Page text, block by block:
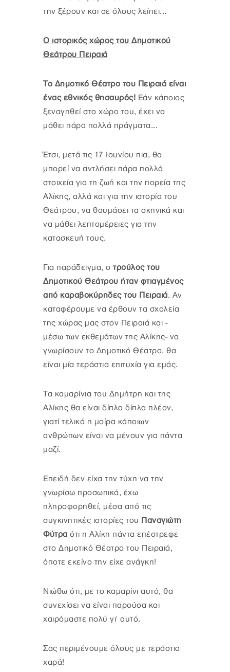
την ξέρουν και σε όλους λείπει...
Ο ιστορικός χώρος του Δημοτικού
Θεάτρου Πειραιά
Το Δημοτικό Θέατρο του Πειραιά είναι
ένας εθνικός θησαυρός! Εάν κάποιος
ξεναγηθεί στο χώρο του, έχει να
μάθει πάρα πολλά πράγματα...
Έτσι, μετά τις 17 Ιουνίου πια, θα
μπορεί να αντλήσει πάρα πολλά
στοιχεία για τη ζωή και την πορεία της
Αλίκης, αλλά και για την ιστορία του
Θεάτρου, να θαυμάσει τα σκηνικά και
να μάθει λεπτομέρειες για την
κατασκευή τους.
Για παράδειγμα, ο τρούλος του
Δημοτικού Θεάτρου ήταν φτιαγμένος
από καραβοκύρηδες του Πειραιά. Αν
καταφέρουμε να έρθουν τα σχολεία
της χώρας μας στον Πειραιά και -
μέσω των εκθεμάτων της Αλίκης- να
γνωρίσουν το Δημοτικό Θέατρο, θα
είναι μία τεράστια επιτυχία για εμάς.
Τα καμαρίνια του Δημήτρη και της
Αλίκης θα είναι δίπλα δίπλα πλέον,
γιατί τελικά η μοίρα κάποιων
ανθρώπων είναι να μένουν για πάντα
μαζί.
Επειδή δεν είχα την τύχη να την
γνωρίσω προσωπικά, έχω
πληροφορηθεί, μέσα από τις
συγκινητικές ιστορίες του Παναγιώτη
Φύτρα ότι η Αλίκη πάντα επέστρεφε
στο Δημοτικό Θέατρο του Πειραιά,
όποτε εκείνο την είχε ανάγκη!
Νιώθω ότι, με το καμαρίνι αυτό, θα
συνεχίσει να είναι παρούσα και
χαιρόμαστε πολύ γι' αυτό.
Σας περιμένουμε όλους με τεράστια
χαρά!